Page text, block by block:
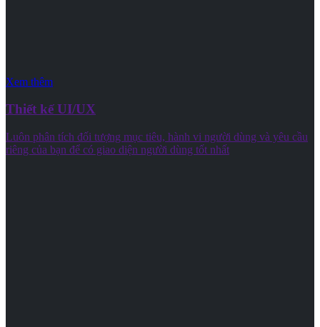
Xem thêm
Thiết kế UI/UX
Luôn phân tích đối tượng mục tiêu, hành vi người dùng và yêu cầu
riêng của bạn để có giao diện người dùng tốt nhất